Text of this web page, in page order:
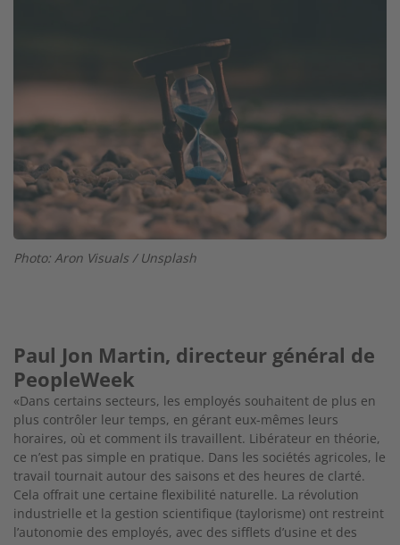
Photo: Aron Visuals / Unsplash
Paul Jon Martin, directeur général de
PeopleWeek
«Dans certains secteurs, les employés souhaitent de plus en
plus contrôler leur temps, en gérant eux-mêmes leurs
horaires, où et comment ils travaillent. Libérateur en théorie,
ce n’est pas simple en pratique. Dans les sociétés agricoles, le
travail tournait autour des saisons et des heures de clarté.
Cela offrait une certaine flexibilité naturelle. La révolution
industrielle et la gestion scientifique (taylorisme) ont restreint
l’autonomie des employés, avec des sifflets d’usine et des